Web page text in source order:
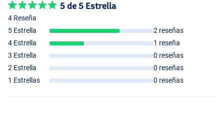
5 de 5 Estrella
4 Reseña
5 Estrella
2 reseñas
4 Estrella
1 reseña
3 Estrella
0 reseñas
2 Estrella
0 reseñas
1 Estrellas
0 reseñas